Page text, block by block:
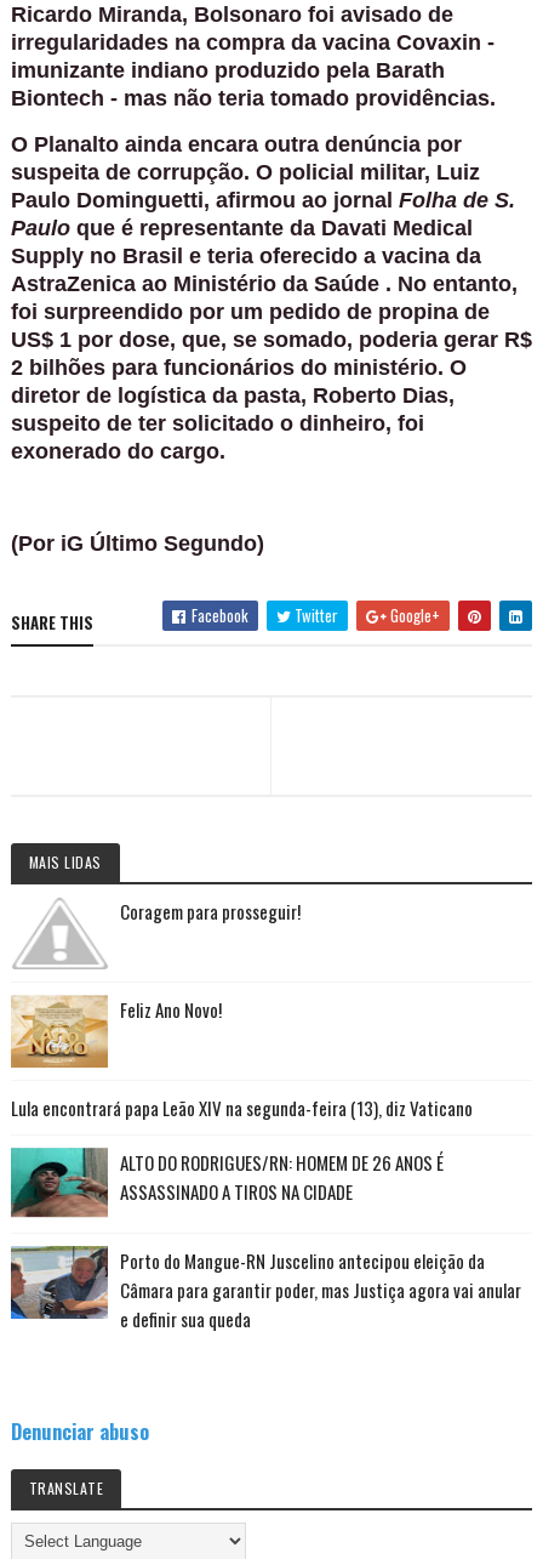
Ricardo Miranda, Bolsonaro foi avisado de
irregularidades na compra da vacina Covaxin -
imunizante indiano produzido pela Barath
Biontech - mas não teria tomado providências.
O Planalto ainda encara outra denúncia por
suspeita de corrupção. O policial militar, Luiz
Paulo Dominguetti, afirmou ao jornal Folha de S.
Pauloque é representante da Davati Medical
Supply no Brasil e teria oferecido a vacina da
AstraZenica ao Ministério da Saúde. No entanto,
foi surpreendido por um pedido de propina de
US$ 1 por dose, que, se somado, poderia gerar R$
2 bilhões para funcionários do ministério. O
diretor de logística da pasta, Roberto Dias,
suspeito de ter solicitado o dinheiro, foi
exonerado do cargo.
(Por iG Último Segundo)
SHARE THIS Facebook Twitter Google+
MAIS LIDAS
Coragem para prosseguir!
Feliz Ano Novo!
Lula encontrará papa Leão XIV na segunda-feira (13), diz Vaticano
ALTO DO RODRIGUES/RN: HOMEM DE 26 ANOS É
ASSASSINADO A TIROS NA CIDADE
Porto do Mangue-RN Juscelino antecipou eleição da
Câmara para garantir poder, mas Justiça agora vai anular
e definir sua queda
Denunciar abuso
TRANSLATE